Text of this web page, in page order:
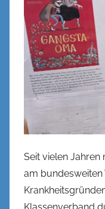
Seit vielen
am bundesweiten